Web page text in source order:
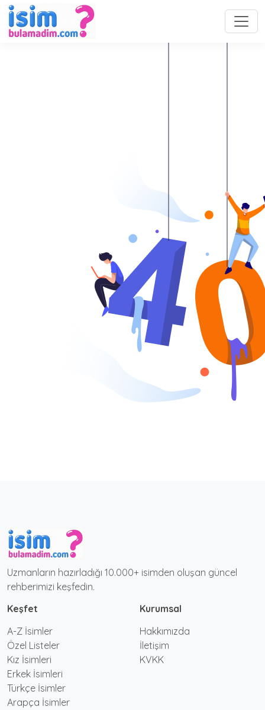
Uzmanların hazırladığı 10.000+ isimden oluşan güncel
rehberimizi keşfedin.
Keşfet
A-Z İsimler
Özel Listeler
Kız İsimleri
Erkek İsimleri
Türkçe İsimler
Arapça İsimler
Kurumsal
Hakkımızda
İletişim
KVKK